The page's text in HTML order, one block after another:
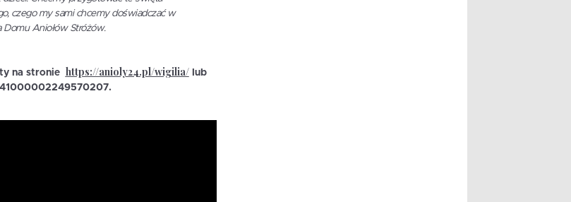
czego my sami chcemy doświadczać w
Domu Aniołów Stróżów.
na stronie https://anioly24.pl/wigilia/ lub